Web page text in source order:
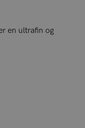
en ultrafin og